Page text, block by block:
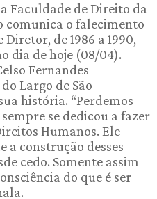
Faculdade de Direito da
comunica o falecimento
de 1986 a 1990,
dia de hoje (08/04).
Fernandes
Largo de São
história. “Perdemos
se dedicou a fazer
Humanos. Ele
a construção desses
cedo. Somente assim
do que é ser